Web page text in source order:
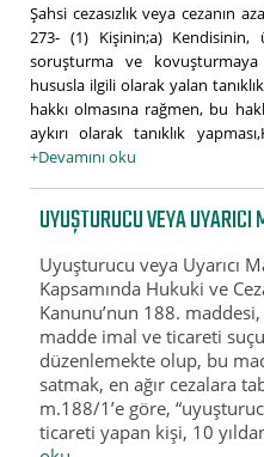
Şahsi cezasızlık veya cezanın
273- (1) Kişinin;a)
soruşturma ve
hususla ilgili olarak yalan
hakkı olmasına rağmen, bu
aykırı olarak tanıklık
+Devamını oku
UYUŞTURUCU VEYA
Uyuşturucu veya Uyarıcı
Kapsamında Hukuki ve
Kanunu’nun 188.
madde imal ve ticareti
düzenlemekte olup, bu
satmak, en ağır cezalara
m.188/1’e göre,
ticareti yapan kişi, 10